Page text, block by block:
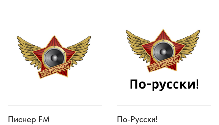
Пионер FM По-Русски!